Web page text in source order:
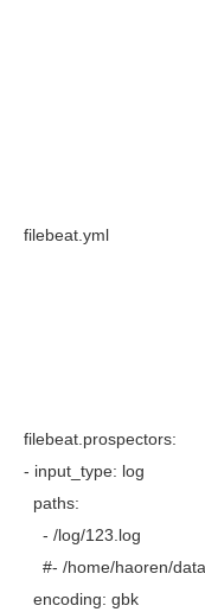
filebeat.yml
filebeat.prospectors:
- input_type: log
paths:
- /log/123.log
#- /home/haoren/
encoding: gbk